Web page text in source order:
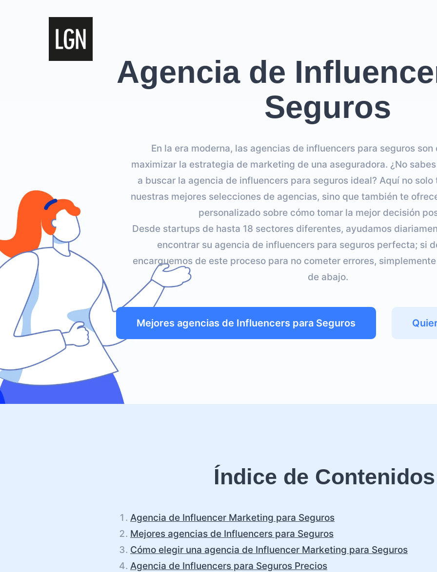
Agencia de
Seguros
En la era moderna, las agencias de influencers para seguros son
maximizar la estrategia de marketing de una aseguradora. ¿No
a buscar la agencia de influencers para seguros ideal? Aquí no
nuestras mejores selecciones de agencias, sino que también te
personalizado sobre cómo tomar la mejor decisión
Desde startups de hasta 18 sectores diferentes, ayudamos
encontrar su agencia de influencers para seguros perfecta; si
encarguemos de este proceso para no cometer errores,
de abajo.
Mejores agencias de Influencers para Seguros
Índice de
Agencia de Influencer Marketing para Seguros
Mejores agencias de Influencers para Seguros
Cómo elegir una agencia de Influencer Marketing para Seguros
Agencia de Influencers para Seguros Precios